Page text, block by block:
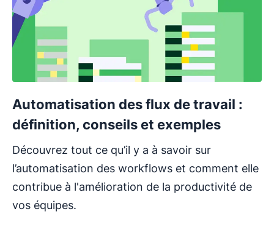
Automatisation des flux de travail :
définition, conseils et exemples
Découvrez tout ce qu’il y a à savoir sur
l’automatisation des workflows et comment elle
contribue à l'amélioration de la productivité de
vos équipes.